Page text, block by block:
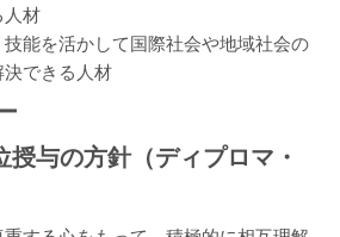
人材
能を活かして国際社会や地域社会の
できる人材
授与の方針（ディプロマ・